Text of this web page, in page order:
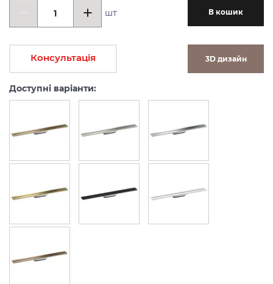
шт В кошик
Консультація 3D дизайн
Доступні варіанти: